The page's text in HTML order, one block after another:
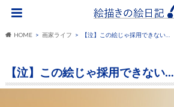
HOME 画家ライフ 【泣】この絵じゃ採用できない…
【泣】この絵じゃ採用できない…